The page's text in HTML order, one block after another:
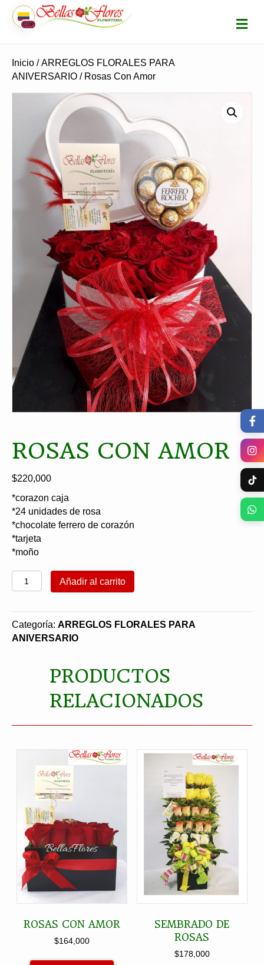
COP M
E
N
Inicio /ARREGLOS FLORALES PARA
ANIVERSARIO / Rosas Con Amor
ROSAS CON AMOR
$220,000
*corazon caja
*24 unidades de rosa
*chocolate ferrero de corazón
*tarjeta
*moño
Rosas
Con
Añadir al carrito
Categoría: ARREGLOS FLORALES PARA
ANIVERSARIO
PRODUCTOS
RELACIONADOS
ROSAS CON AMOR
$164,000
SEMBRADO DE
ROSAS
$178,000